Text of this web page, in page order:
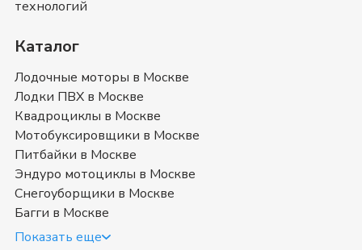
вопросы о покупке товаров в категории
областьи в любой город России.
Купить новый мотоцикл Wels в
Москве
Сейчас представлен огромный ассортимент внедорожной
мототехники на рынке. Какой мотоцикл недорогой Велс для
бездорожья выбрать? Ведь они разнятся по
характеристикам и назначению. Новички часто
сталкиваются с проблемой выбора мотоцикла.
технологий
Каталог
Лодочные моторы в Москве
Лодки ПВХ в Москве
Квадроциклы в Москве
Мотобуксировщики в Москве
Питбайки в Москве
Эндуро мотоциклы в Москве
Снегоуборщики в Москве
Багги в Москве
Показать еще